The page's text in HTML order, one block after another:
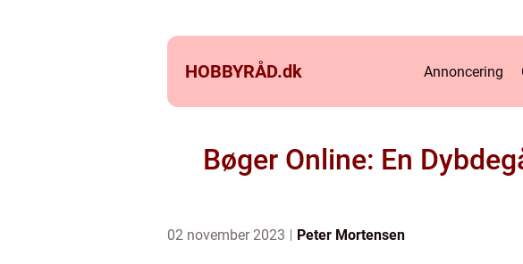
HOBBYRÅD.dk Annoncering
Bøger Online: En
02 november 2023 Peter Mortensen